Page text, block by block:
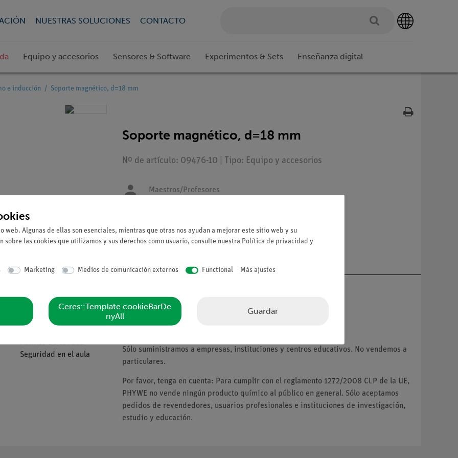
NUESTRAS SOLUCIONES CONTACTO
Equipo y accesorios Sensores & Software Experimentos & Sets Enseñanza digital
e inducción Soporte magnético, d=18 mm
Soporte magnético, d=18 mm
Nº de artículo: 09476-10 | Tipo: Equipo y accesorios
Maestros/Profesores
Solicitar una oferta
Compañía
Política de calidad
Seguridad en el aula
Tenga en cuenta
Sólo suministramos a empresas, instituciones y centros educativos. No vendemos a
particulares.
Por favor, tenga en cuenta: Para cumplir con el reglamento 1272/2008 CLP de la UE,
PHYWE no vende ningún producto químico al público en general. Sólo aceptamos
pedidos de revendedores, usuarios profesionales e instituciones de investigación,
estudio y educación.
web. Algunas de ellas son esenciales, mientras que otras nos ayudan a mejorar este sitio web y su
sobre las cookies que utilizamos y sus derechos como usuario, consulte nuestra Política de privacidad y
Marketing Medios de comunicación externos Functional Más ajustes
Ceres::Template.cookieBarDe
nyAll
Guardar